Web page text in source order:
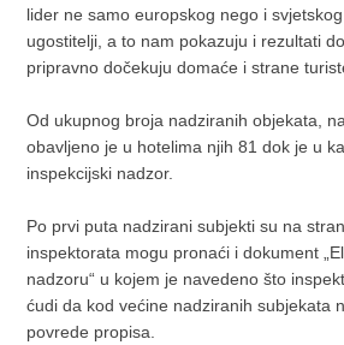
lider ne samo europskog nego i
ugostitelji, a to nam pokazuju i rezultati
pripravno dočekuju domaće i strane
Od ukupnog broja nadziranih objekata,
obavljeno je u hotelima njih 81 dok je u
inspekcijski nadzor.
Po prvi puta nadzirani subjekti su na
inspektorata mogu pronaći i dokument
nadzoru“ u kojem je navedeno što
ćudi da kod većine nadziranih subjekata
povrede propisa.